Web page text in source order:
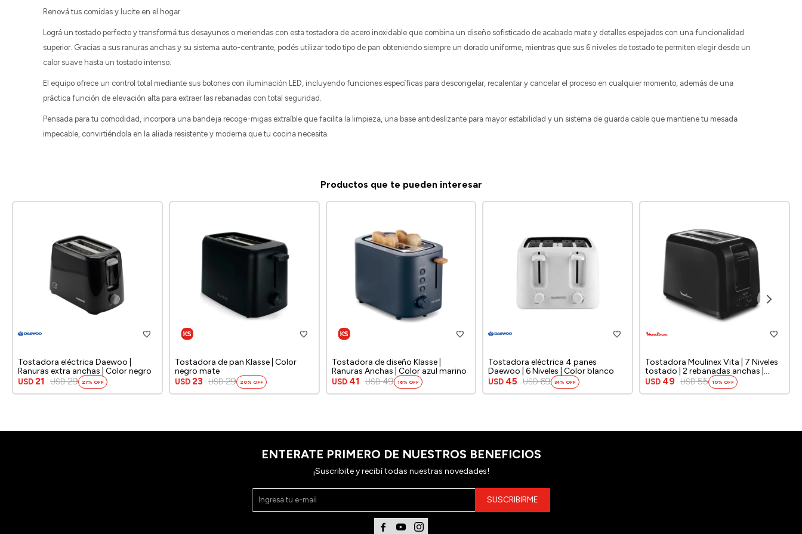
Renová tus comidas y lucite en el hogar.
Lográ un tostado perfecto y transformá tus desayunos o meriendas con esta tostadora de acero inoxidable que combina un diseño sofisticado de acabado mate y detalles espejados con una funcionalidad
superior. Gracias a sus ranuras anchas y su sistema auto-centrante, podés utilizar todo tipo de pan obteniendo siempre un dorado uniforme, mientras que sus 6 niveles de tostado te permiten elegir desde un
calor suave hasta un tostado intenso.
El equipo ofrece un control total mediante sus botones con iluminación LED, incluyendo funciones específicas para descongelar, recalentar y cancelar el proceso en cualquier momento, además de una
práctica función de elevación alta para extraer las rebanadas con total seguridad.
Pensada para tu comodidad, incorpora una bandeja recoge-migas extraíble que facilita la limpieza, una base antideslizante para mayor estabilidad y un sistema de guarda cable que mantiene tu mesada
impecable, convirtiéndola en la aliada resistente y moderna que tu cocina necesita.
Productos que te pueden interesar
Tostadora eléctrica Daewoo |
Ranuras extra anchas | Color negro
USD 21 USD 29 27
Tostadora de pan Klasse | Color
negro mate
USD 23 USD 29 20
Tostadora de diseño Klasse |
Ranuras Anchas | Color azul marino
USD 41 USD 49 16
Tostadora eléctrica 4 panes
Daewoo | 6 Niveles | Color blanco
USD 45 USD 69 34
Tostadora Moulinex Vita | 7 Niveles
tostado | 2 rebanadas anchas |
Color negra.
USD 49 USD 55 10
ENTERATE PRIMERO DE NUESTROS BENEFICIOS
¡Suscribite y recibí todas nuestras novedades!
SUSCRIBIRME
  